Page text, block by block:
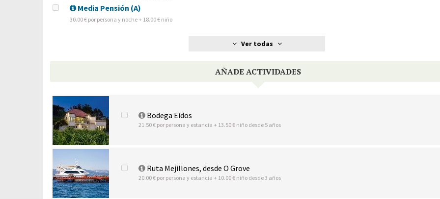
Media Pensión (A)
30.00 € por persona y noche + 18.00 € niño
Ver todas
AÑADE ACTIVIDADES
Bodega Eidos
21.50 € por persona y estancia + 13.50 € niño desde 5 años
Ruta Mejillones, desde O Grove
20.00 € por persona y estancia + 10.00 € niño desde 3 años